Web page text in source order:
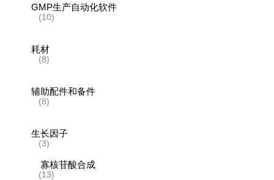
GMP生产自动化软件
(10)
耗材
(8)
辅助配件和备件
(8)
生长因子
(3)
寡核苷酸合成
(13)